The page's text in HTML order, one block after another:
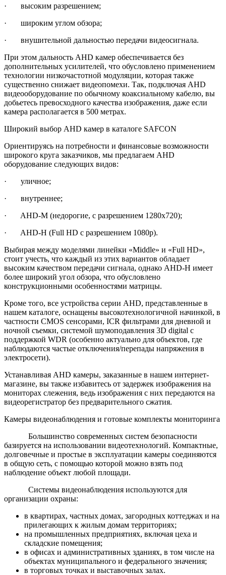
· высоким разрешением;
· широким углом обзора;
· внушительной дальностью передачи видеосигнала.
При этом дальность AHD камер обеспечивается без
дополнительных усилителей, что обусловлено применением
технологии низкочастотной модуляции, которая также
существенно снижает видеопомехи. Так, подключая AHD
видеооборудование по обычному коаксиальному кабелю, вы
добьетесь превосходного качества изображения, даже если
камера располагается в 500 метрах.
Широкий выбор AHD камер в каталоге SAFCON
Ориентируясь на потребности и финансовые возможности
широкого круга заказчиков, мы предлагаем AHD
оборудование следующих видов:
· уличное;
· внутреннее;
· AHD-M (недорогие, с разрешением 1280х720);
· AHD-H (Full HD с разрешением 1080р).
Выбирая между моделями линейки «Middle» и «Full HD»,
стоит учесть, что каждый из этих вариантов обладает
высоким качеством передачи сигнала, однако AHD-H имеет
более широкий угол обзора, что обусловлено
конструкционными особенностями матрицы.
Кроме того, все устройства серии AHD, представленные в
нашем каталоге, оснащены высокотехнологичной начинкой, в
частности CMOS сенсорами, ICR фильтрами для дневной и
ночной съемки, системой шумоподавления 3D digital с
поддержкой WDR (особенно актуально для объектов, где
наблюдаются частые отключения/перепады напряжения в
электросети).
Устанавливая AHD камеры, заказанные в нашем интернет-
магазине, вы также избавитесь от задержек изображения на
мониторах слежения, ведь изображения с них передаются на
видеорегистратор без предварительного сжатия.
Камеры видеонаблюдения и готовые комплекты мониторинга
Большинство современных систем безопасности
базируется на использовании видеотехнологий. Компактные,
долговечные и простые в эксплуатации камеры соединяются
в общую сеть, с помощью которой можно взять под
наблюдение объект любой площади.
Системы видеонаблюдения используются для
организации охраны:
в квартирах, частных домах, загородных коттеджах и на
прилегающих к жилым домам территориях;
на промышленных предприятиях, включая цеха и
складские помещения;
в офисах и административных зданиях, в том числе на
объектах муниципального и федерального значения;
в торговых точках и выставочных залах.